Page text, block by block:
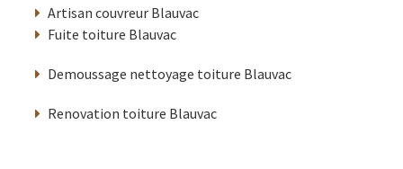
Artisan couvreur Blauvac
Fuite toiture Blauvac
Demoussage nettoyage toiture Blauvac
Renovation toiture Blauvac